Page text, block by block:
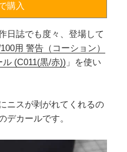
購入
日誌でも度々、登場して
用 警告（コーション）
(C011(黒/赤)) 」を使い
ニスが剥がれてくれるの
デカールです。